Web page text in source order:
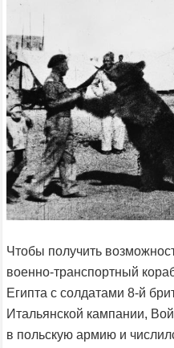
Чтобы получить
военно-транспортный
Египта с солдатами 8-й
Итальянской кампании,
в польскую армию и